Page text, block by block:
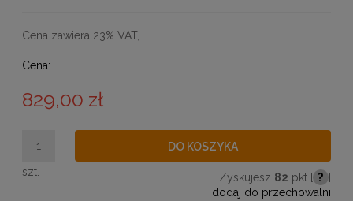
Cena zawiera 23% VAT,
Cena:
829,00 zł
szt.
DO KOSZYKA
Zyskujesz 82 pkt [ ? ]
dodaj do przechowalni